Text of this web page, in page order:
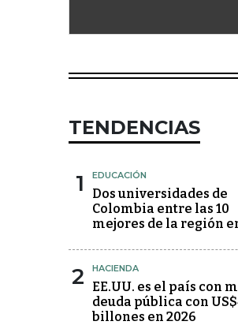
TENDENCIAS
1 EDUCACIÓN
Dos universidades de
Colombia entre las 10
mejores de la región
2 HACIENDA
EE.UU. es el país con
deuda pública con
billones en 2026